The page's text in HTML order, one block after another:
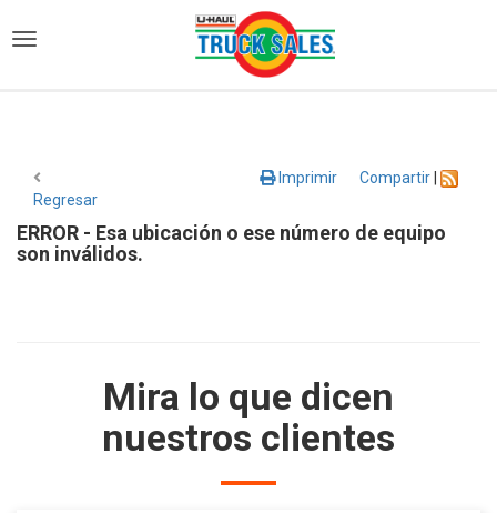
Regresar
Compartir
Imprimir
ERROR - Esa ubicación o ese número de equipo
son inválidos.
Mira lo que dicen
nuestros clientes